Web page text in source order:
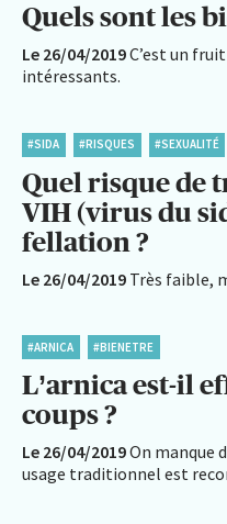
Quels sont les
Le 26/04/2019C’est un
intéressants.
#SIDA #RISQUES #SEXUALITÉ
Quel risque de
VIH (virus du
fellation ?
Le 26/04/2019 Très faible,
#ARNICA #BIENETRE
L’arnica est-il
coups ?
Le 26/04/2019On manque
usage traditionnel est